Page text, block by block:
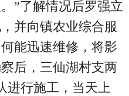
”了解情况后罗强立
并向镇农业综合服
能迅速维修，将影
后，三仙湖村支两
进行施工，当天上